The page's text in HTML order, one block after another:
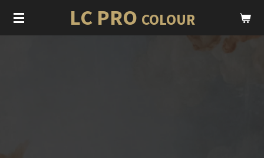
Ga
direct
LC PRO COLOUR